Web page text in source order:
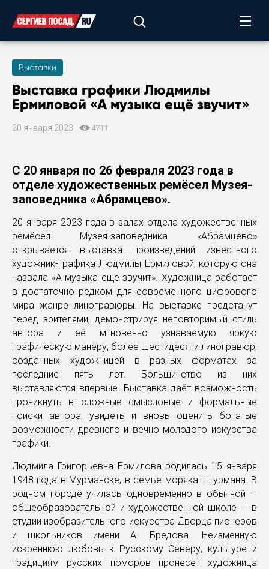
Выставки
Выставка графики Людмилы
Ермиловой «А музыка ещё звучит»
20 января 2023 4711
С 20 января по 26 февраля 2023 года в
отделе художественных ремёсел Музея-
заповедника «Абрамцево».
20 января 2023 года в залах отдела художественных
ремёсел Музея-заповедника «Абрамцево»
открывается выставка произведений известного
художник-графика Людмилы Ермиловой, которую она
назвала «А музыка ещё звучит». Художница работает
в достаточно редком для современного цифрового
мира жанре линогравюры. На выставке предстанут
перед зрителями, демонстрируя неповторимый стиль
автора и её мгновенно узнаваемую яркую
графическую манеру, более шестидесяти линогравюр,
созданных художницей в разных форматах за
последние пять лет. Большинство из них
выставляются впервые. Выставка даёт возможность
проникнуть в сложные смысловые и формальные
поиски автора, увидеть и вновь оценить богатые
возможности древнего и вечно молодого искусства
графики.
Людмила Григорьевна Ермилова родилась 15 января
1948 года в Мурманске, в семье моряка-штурмана. В
родном городе училась одновременно в обычной —
общеобразовательной и художественной школе — в
студии изобразительного искусства Дворца пионеров
и школьников имени А. Бредова. Неизменную
искреннюю любовь к Русскому Северу, культуре и
традициям русских поморов пронесёт художница